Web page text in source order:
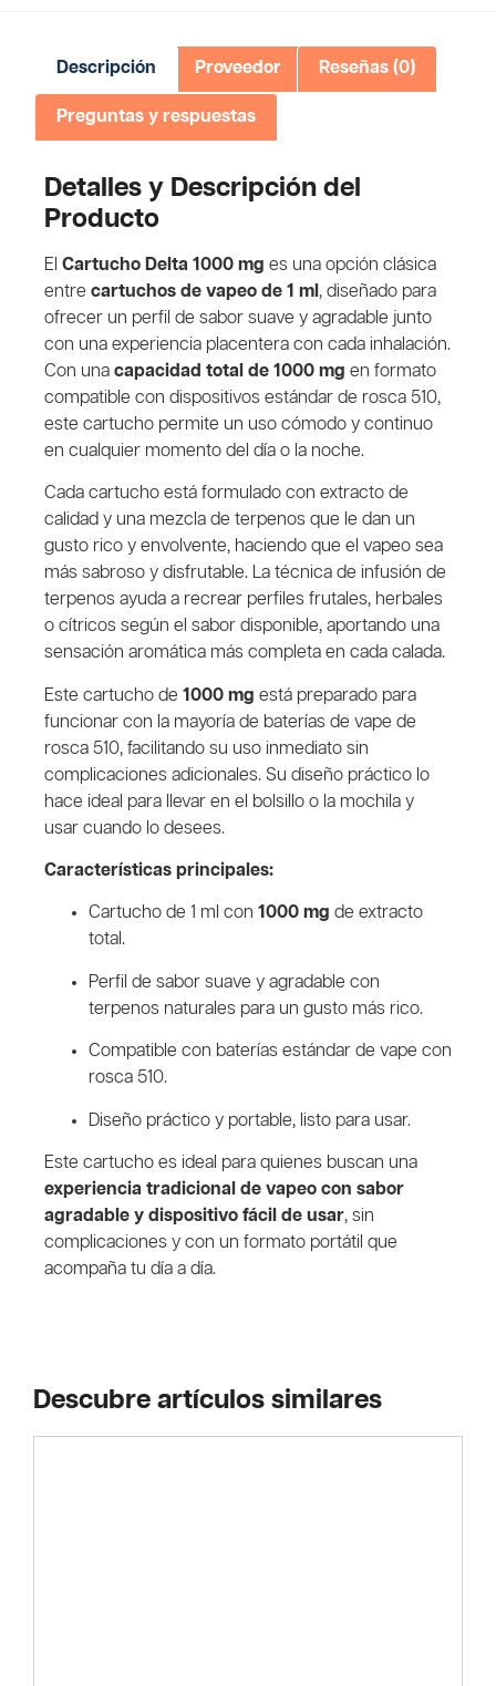
Descripción Proveedor Reseñas (0)
Preguntas y respuestas
Detalles y Descripción del
Producto
El Cartucho Delta 1000 mg es una opción clásica
entre cartuchos de vapeo de 1 ml , diseñado para
ofrecer un perfil de sabor suave y agradable junto
con una experiencia placentera con cada inhalación.
Con una capacidad total de 1000 mg en formato
compatible con dispositivos estándar de rosca 510,
este cartucho permite un uso cómodo y continuo
en cualquier momento del día o la noche.
Cada cartucho está formulado con extracto de
calidad y una mezcla de terpenos que le dan un
gusto rico y envolvente, haciendo que el vapeo sea
más sabroso y disfrutable. La técnica de infusión de
terpenos ayuda a recrear perfiles frutales, herbales
o cítricos según el sabor disponible, aportando una
sensación aromática más completa en cada calada.
Este cartucho de 1000 mg está preparado para
funcionar con la mayoría de baterías de vape de
rosca 510, facilitando su uso inmediato sin
complicaciones adicionales. Su diseño práctico lo
hace ideal para llevar en el bolsillo o la mochila y
usar cuando lo desees.
Características principales:
Cartucho de 1 ml con 1000 mg de extracto
total.
Perfil de sabor suave y agradable con
terpenos naturales para un gusto más rico.
Compatible con baterías estándar de vape con
rosca 510.
Diseño práctico y portable, listo para usar.
Este cartucho es ideal para quienes buscan una
experiencia tradicional de vapeo con sabor
agradable y dispositivo fácil de usar, sin
complicaciones y con un formato portátil que
acompaña tu día a día.
Descubre artículos similares